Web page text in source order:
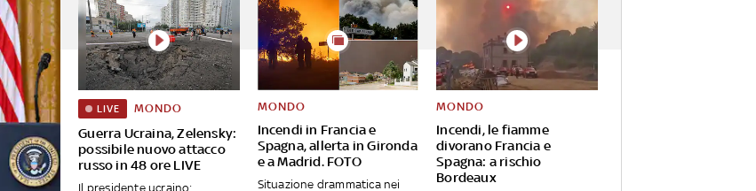
Guerra Ucraina, Zelensky:
possibile nuovo attacco
russo in 48 ore LIVE
LIVE MONDO
Il presidente ucraino:
Incendi in Francia e
Spagna, allerta in Gironda
e a Madrid. FOTO
MONDO
Situazione drammatica nei
Incendi, le fiamme
divorano Francia e
Spagna: a rischio
Bordeaux
MONDO